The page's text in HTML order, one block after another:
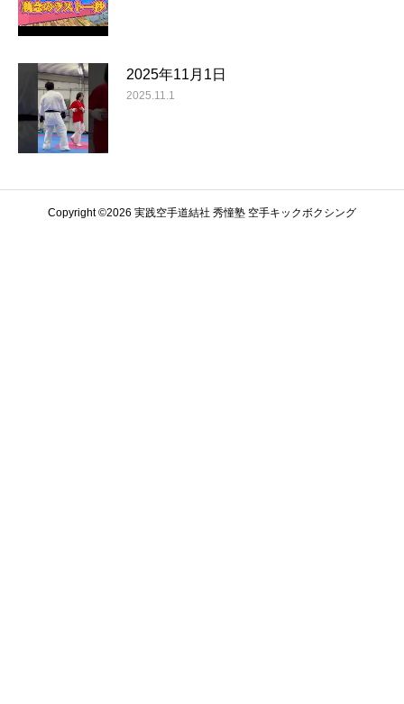
2025年11月1日
2025.11.1
Copyright ©️2026 実践空手道結社 秀憧塾 空手キックボクシング